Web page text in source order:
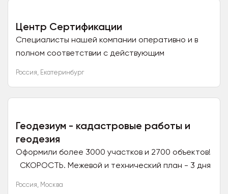
Центр Сертификации
Специалисты нашей компании оперативно и в
полном соответствии с действующим
Декларации и Сертификаты...
Россия, Екатеринбург
Геодезиум - кадастровые работы и
геодезия
Оформили более 3000 участков и 2700 объектов!
СКОРОСТЬ. Межевой и технический план - 3 дня
Россия, Москва